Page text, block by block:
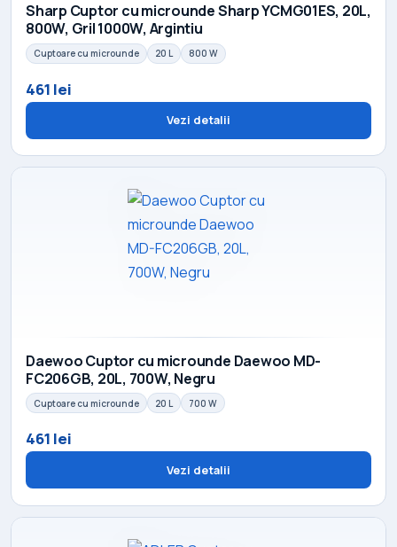
Sharp Cuptor cu microunde Sharp YCMG01ES, 20L,
800W, Gril 1000W, Argintiu
Cuptoare cu microunde 20 L 800 W
461 lei
Vezi detalii
Daewoo Cuptor cu microunde Daewoo MD-
FC206GB, 20L, 700W, Negru
Cuptoare cu microunde 20 L 700 W
461 lei
Vezi detalii